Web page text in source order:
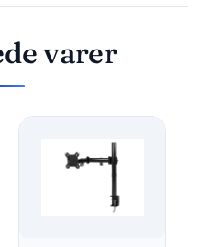
varer